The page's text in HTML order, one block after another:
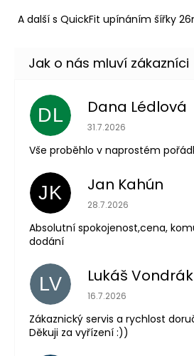
A další s QuickFit upínáním šířky
DL Dana Lédlová
Hodnocení obchodu
31.7.2026
Vše proběhlo v naprostém
JK Jan Kahún
Hodnocení obchodu
28.7.2026
Absolutní spokojenost,cena,
dodání
LV Lukáš Vondrák
Hodnocení obchodu
16.7.2026
Zákaznický servis a rychlost
Děkuji za vyřízení :))